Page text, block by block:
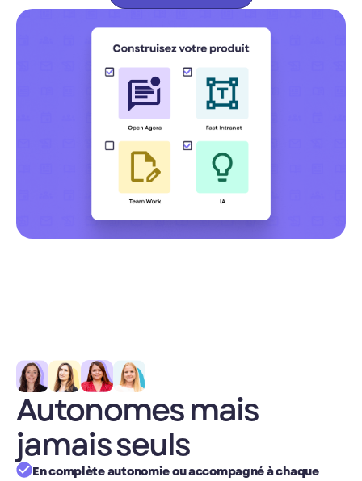
Autonomes mais
jamais seuls
En complète autonomie ou accompagné à chaque